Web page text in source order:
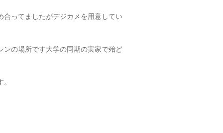
ってましたがデジカメを用意してい
の場所です大学の同期の実家で殆ど